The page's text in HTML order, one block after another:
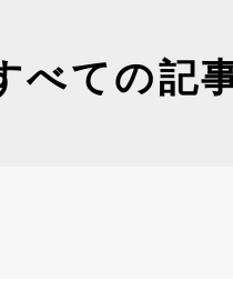
べての記